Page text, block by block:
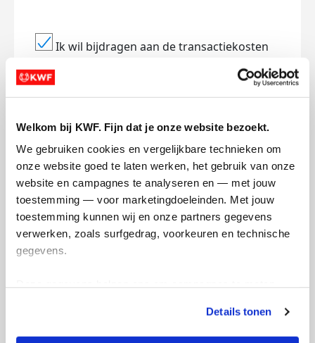
Welkom bij KWF. Fijn dat je onze website bezoekt.
We gebruiken cookies en vergelijkbare technieken om
onze website goed te laten werken, het gebruik van onze
website en campagnes te analyseren en — met jouw
toestemming — voor marketingdoeleinden. Met jouw
toestemming kunnen wij en onze partners gegevens
verwerken, zoals surfgedrag, voorkeuren en technische
gegevens.
tonen. Je kunt je toestemming op elk moment wijzigen of
intrekken via Cookie instellingen onderaan de pagina. De
Details tonen
Ik wil bijdragen aan de transactiekosten
Opgehaald
€1.196
Streefbedrag
€500
Doneer
Daisy's badges